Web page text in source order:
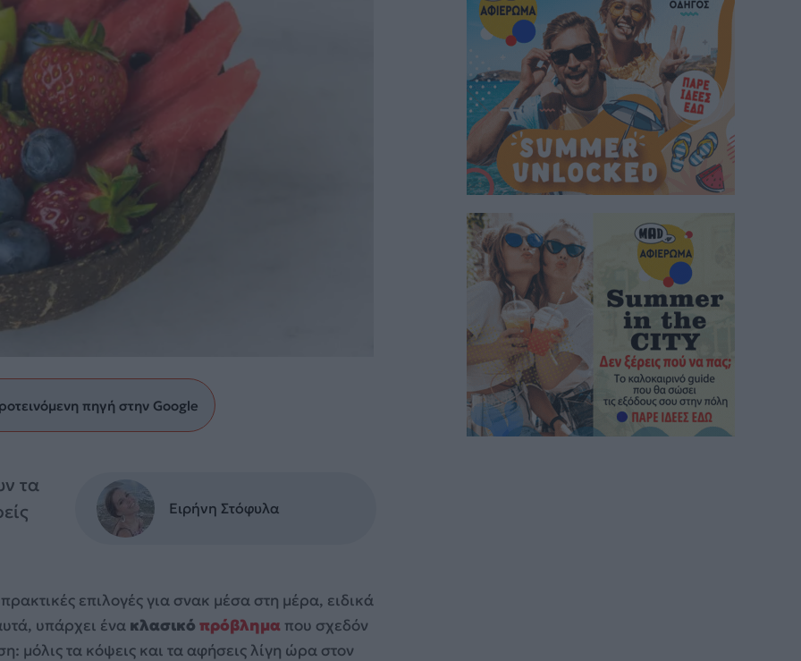
πηγή στην Google
τα
Ειρήνη Στόφυλα
πρακτικές επιλογές για σνακ μέσα στη μέρα, ειδικά
υπάρχει ένα κλασικό πρόβλημα που σχεδόν
μόλις τα κόψεις και τα αφήσεις λίγη ώρα στον